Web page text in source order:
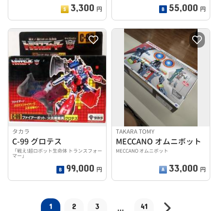
3,300 円 55,000 円
タカラ
C-99 グロテス
「戦え!超ロボット生命体 トランスフォー
マー」
99,000 円
TAKARA TOMY
MECCANO オムニボット
MECCANO オムニボット
33,000 円
1 2 3 … 41